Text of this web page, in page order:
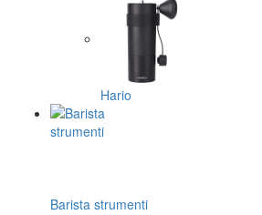
Hario
Barista strumenti